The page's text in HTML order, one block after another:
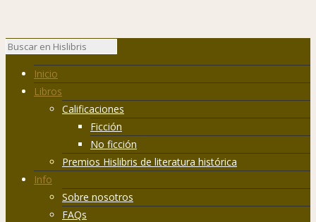
Inicio
Libros
Calificaciones
Ficción
No ficción
Premios Hislibris de literatura histórica
Info
Sobre nosotros
FAQs